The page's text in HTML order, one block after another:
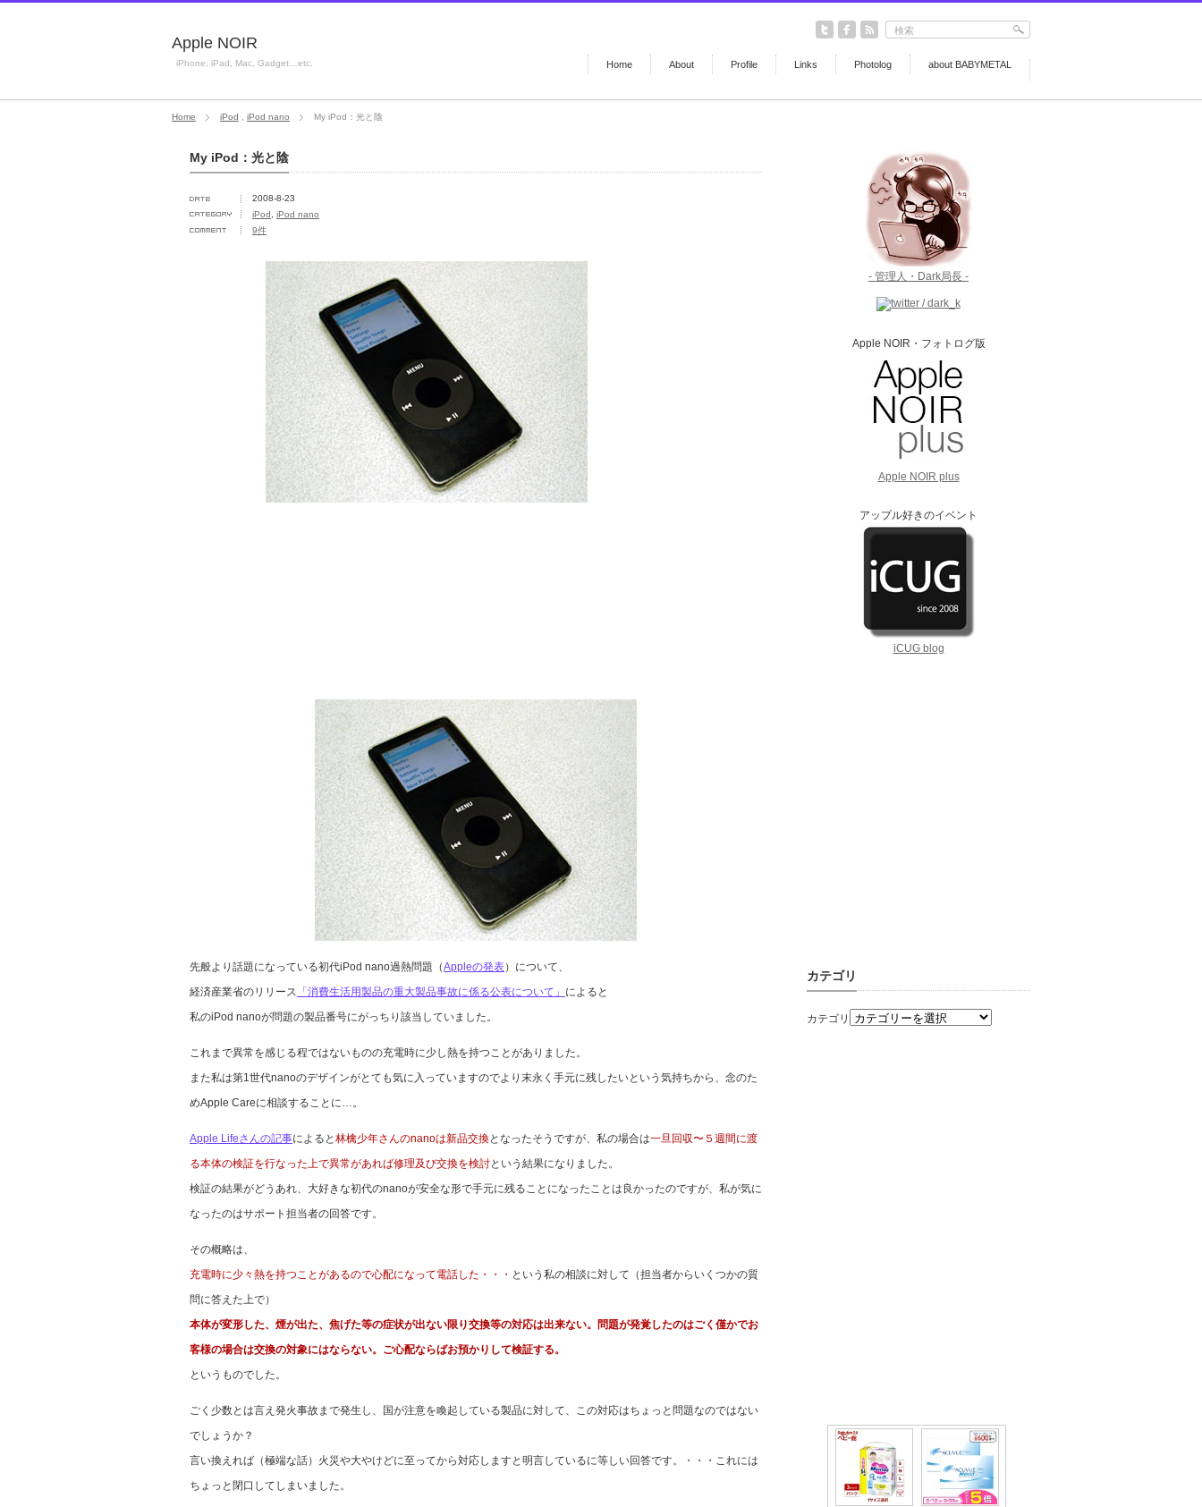
Apple NOIR
iPhone, iPad, Mac, Gadget…etc. Home About Profile Links Photolog about BABYMETAL
Home iPod iPod nano My iPod：光と陰
My iPod：光と陰
2008-8-23
iPod
iPod nano
9件
先般より話題になっている初代iPod nano過熱問題（Appleの発表）について、
経済産業省のリリース 「消費生活用製品の重大製品事故に係る公表について」 によると
私のiPod nanoが問題の製品番号にがっちり該当していました。
これまで異常を感じる程ではないものの充電時に少し熱を持つことがありました。
また私は第1世代nanoのデザインがとても気に入っていますのでより末永く手元に残したいという気持ちから、念のた
めApple Careに相談することに…。
Apple Lifeさんの記事によると 林檎少年さんのnanoは新品交換となったそうですが、私の場合は一旦回収〜５週間に渡
る本体の検証を行なった上で異常があれば修理及び交換を検討という結果になりました。
検証の結果がどうあれ、大好きな初代のnanoが安全な形で手元に残ることになったことは良かったのですが、私が気に
なったのはサポート担当者の回答です。
その概略は、
充電時に少々熱を持つことがあるので心配になって電話した・・・ という私の相談に対して（担当者からいくつかの質
問に答えた上で）
本体が変形した、煙が出た、焦げた等の症状が出ない限り交換等の対応は出来ない。問題が発覚したのはごく僅かでお
客様の場合は交換の対象にはならない。ご心配ならばお預かりして検証する。
というものでした。
ごく少数とは言え発火事故まで発生し、国が注意を喚起している製品に対して、この対応はちょっと問題なのではない
でしょうか？
言い換えれば（極端な話）火災や大やけどに至ってから対応しますと明言しているに等しい回答です。・・・これには
ちょっと閉口してしまいました。
- 管理人・Dark局長 -
Apple NOIR・フォトログ版
Apple NOIR plus
アップル好きのイベント
iCUG blog
カテゴリ
カテゴリ